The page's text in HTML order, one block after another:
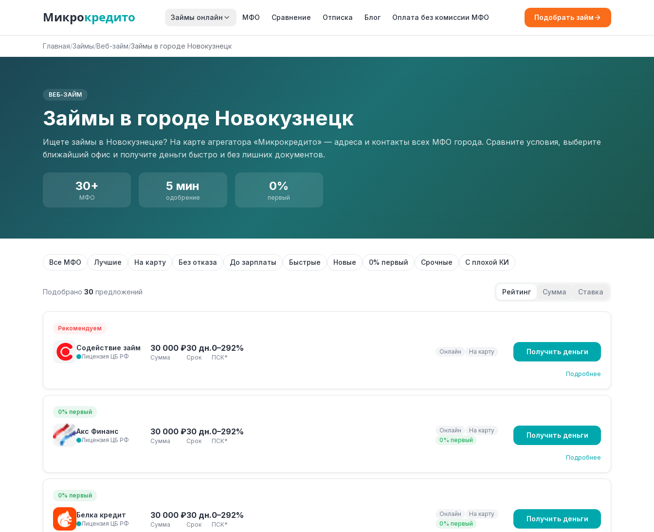
Микрокредито Займы онлайн МФО Сравнение Отписка Блог Оплата без комиссии МФО Подобрать займ
Главная/Займы/Веб-займ/Займы в городе Новокузнецк
ВЕБ-ЗАЙМ
Займы в городе Новокузнецк
Ищете займы в Новокузнецке? На карте агрегатора «Микрокредито» — адреса и контакты всех МФО города. Сравните условия, выберите
ближайший офис и получите деньги быстро и без лишних документов.
30+
МФО
5 мин
одобрение
0%
первый
Все МФО Лучшие На карту Без отказа До зарплаты Быстрые Новые 0% первый Срочные С плохой КИ
Подобрано 30 предложений Рейтинг Сумма Ставка
Рекомендуем
Содействие займ
Лицензия ЦБ РФ
30 000 ₽
Сумма
30 дн.
Срок
0–292%
ПСК*
Онлайн На карту Получить деньги
Подробнее
0% первый
Акс Финанс
Лицензия ЦБ РФ
30 000 ₽
Сумма
30 дн.
Срок
0–292%
ПСК*
Онлайн
На карту
0% первый
Получить деньги
Подробнее
0% первый
Белка кредит
Лицензия ЦБ РФ
30 000 ₽
Сумма
30 дн.
Срок
0–292%
ПСК*
Онлайн
На карту
0% первый
Получить деньги